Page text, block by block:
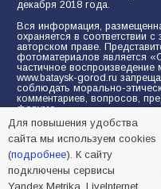
декабря 2018 года.
Вся информация,
охраняется в соответствии
авторском праве.
фотоматериалов является
частичное воспроизведение
www.bataysk-gorod.ru
соблюдать морально-
комментариев, вопросов,
форуме.
Политика
Согласие на обработку
сервисов Yandex.Metrika,
Для повышения удобства
сайта мы используем cookies
(подробнее). К сайту
подключены сервисы
Yandex.Metrika, LiveInternet,